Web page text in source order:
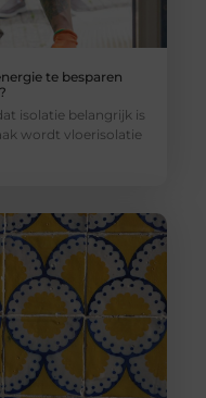
te besparen
isolatie belangrijk is
wordt vloerisolatie